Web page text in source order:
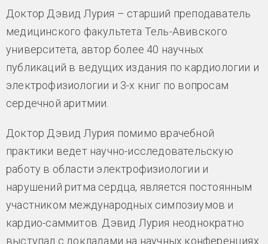
Доктор Дэвид Лурия – старший преподаватель
медицинского факультета Тель-Авивского
университета, автор более 40 научных
публикаций в ведущих издания по кардиологии и
электрофизиологии и 3-х книг по вопросам
сердечной аритмии.
Доктор Дэвид Лурия помимо врачебной
практики ведет научно-исследовательскую
работу в области электрофизиологии и
нарушений ритма сердца, является постоянным
участником международных симпозиумов и
кардио-саммитов. Дэвид Лурия неоднократно
выступал с докладами на научных конференциях